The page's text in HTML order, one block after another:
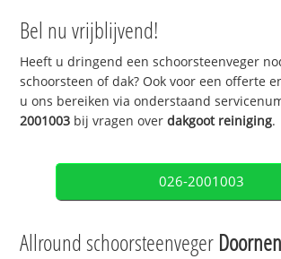
Bel nu vrijblijvend!
Heeft u dringend een schoorsteenveger
schoorsteen of dak? Ook voor een offerte
u ons bereiken via onderstaand
2001003 bij vragen overdakgoot reiniging.
026-2001003
Allround schoorsteenveger